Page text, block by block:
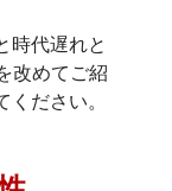
時代遅れと
改めてご紹
ださい。